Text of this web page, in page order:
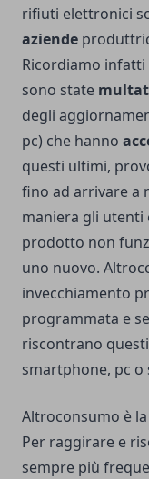
rifiuti elettronici
aziende
Ricordiamo infatti
sono state
degli
pc) che hanno
questi ultimi,
fino ad arrivare a
maniera gli
prodotto non
uno nuovo.
invecchiamento
programmata e
riscontrano
smartphone, pc o
Altroconsumo è
Per raggirare e
sempre più